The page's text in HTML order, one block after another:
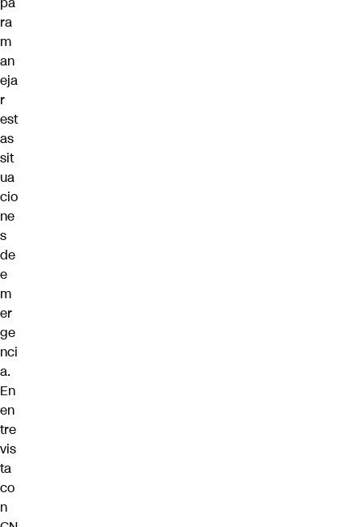
ra
m
an
eja
r
est
as
sit
ua
cio
ne
s
de
e
m
er
ge
nci
a.
En
en
tre
vis
ta
co
n